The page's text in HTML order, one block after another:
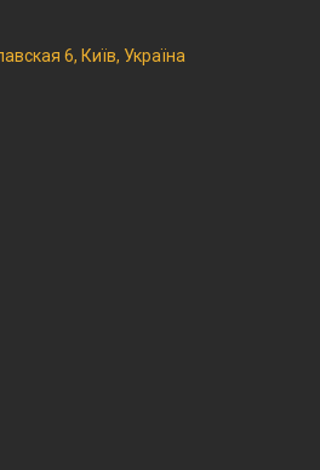
6, Київ, Україна